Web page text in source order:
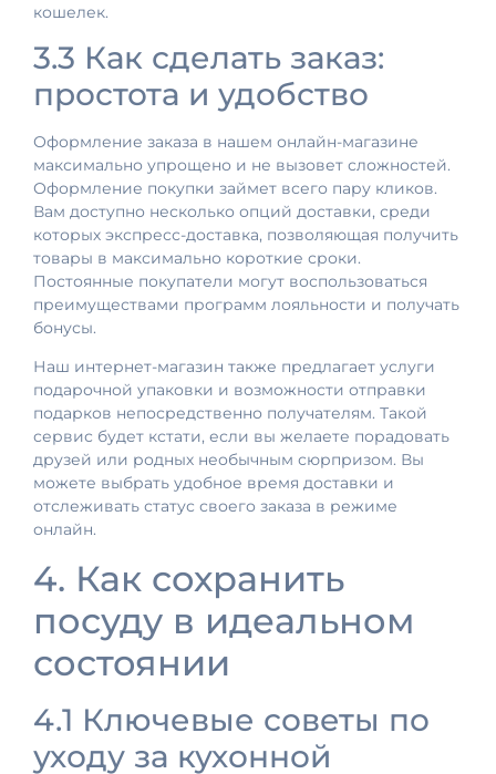
кошелек.
3.3 Как сделать заказ:
простота и удобство
Оформление заказа в нашем онлайн-магазине
максимально упрощено и не вызовет сложностей.
Оформление покупки займет всего пару кликов.
Вам доступно несколько опций доставки, среди
которых экспресс-доставка, позволяющая получить
товары в максимально короткие сроки.
Постоянные покупатели могут воспользоваться
преимуществами программ лояльности и получать
бонусы.
Наш интернет-магазин также предлагает услуги
подарочной упаковки и возможности отправки
подарков непосредственно получателям. Такой
сервис будет кстати, если вы желаете порадовать
друзей или родных необычным сюрпризом. Вы
можете выбрать удобное время доставки и
отслеживать статус своего заказа в режиме
онлайн.
4. Как сохранить
посуду в идеальном
состоянии
4.1 Ключевые советы по
уходу за кухонной